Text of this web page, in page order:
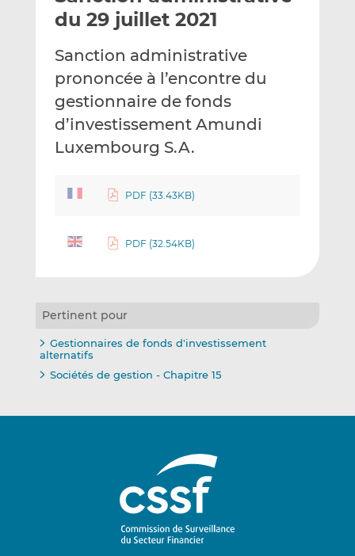
e
r
p
r
e
m
a
g
e
r
u
r
L
e
n
g
e
r
u
r
F
a
b
k
du 29 juillet 2021
Sanction administrative
prononcée à l’encontre du
gestionnaire de fonds
d’investissement Amundi
Luxembourg S.A.
PDF (33.43KB)
PDF (32.54KB)
Pertinent pour
Gestionnaires de fonds d'investissement
alternatifs
Sociétés de gestion - Chapitre 15